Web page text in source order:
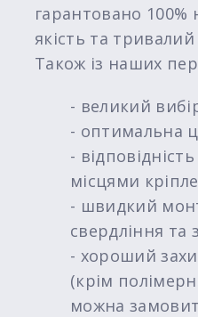
гарантовано 100%
якість та тривалий
Також із наших
- великий
- оптимальна
-
місцями
- швидкий
свердління та
- хороший
(крім
можна